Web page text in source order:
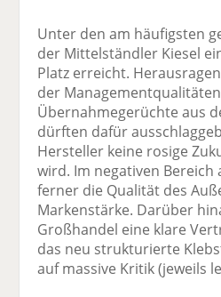
Unter den am häufigsten
der Mittelständler Kiesel
Platz erreicht.
der Managementqualitäten
Übernahmegerüchte aus
dürften dafür
Hersteller keine rosige
wird. Im negativen Bereich
ferner die Qualität des
Markenstärke. Darüber
Großhandel eine klare
das neu strukturierte
auf massive Kritik (jeweils